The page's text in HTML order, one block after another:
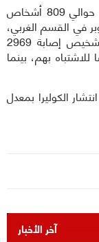
ووفقًا لآخر تقرير صادر عن وزارة الصحة، توفي حوالي 809 أشخاص
في القسم الغربي،
حيث تقع العاصمة، بالإضافة إلى ذلك، تم تشخيص إصابة 2969
الإبلاغ عن 46701 شخصًا للاشتباه بهم، بينما
الكوليرا بمعدل
آخر الأخبار